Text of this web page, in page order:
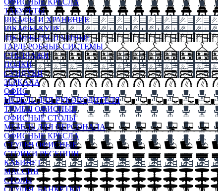
ОФИСНЫЕ КРЕСЛА
ТАБУРЕТЫ
ШКАФЫ И ХРАНЕНИЕ
ШКАФЫ-КУПЕ
ШКАФЫ-РАСПАШНЫЕ
ГАРДЕРОБНЫЕ СИСТЕМЫ
СТЕЛЛАЖИ
ПОЛКИ
СУНДУКИ
ЗЕРКАЛА
ОФИС
МЕБЕЛЬ ДЛЯ РУКОВОДИТЕЛЯ
ТУМБЫ ОФИСНЫЕ
ОФИСНЫЕ СТОЛЫ
МЕБЕЛЬ ДЛЯ ПЕРСОНАЛА
ОФИСНЫЕ КРЕСЛА
СТУЛЬЯ ОФИСНЫЕ
СТОЙКИ РЕСЕПШН
КАБИНЕТ
МАССИВ
СТОЛЫ